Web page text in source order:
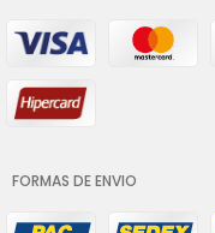
FORMAS DE ENVIO